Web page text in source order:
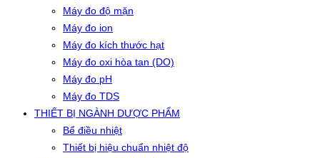
Máy đo độ mặn
Máy đo ion
Máy đo kích thước hạt
Máy đo oxi hòa tan (DO)
Máy đo pH
Máy đo TDS
THIẾT BỊ NGÀNH DƯỢC PHẨM
Bể điều nhiệt
Thiết bị hiệu chuẩn nhiệt độ